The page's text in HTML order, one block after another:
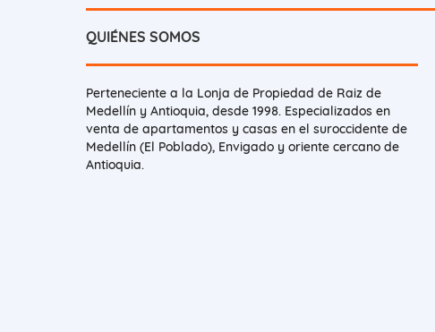
QUIÉNES SOMOS
Perteneciente a la Lonja de Propiedad de Raiz de
Medellín y Antioquia, desde 1998. Especializados en
venta de apartamentos y casas en el suroccidente de
Medellín (El Poblado), Envigado y oriente cercano de
Antioquia.